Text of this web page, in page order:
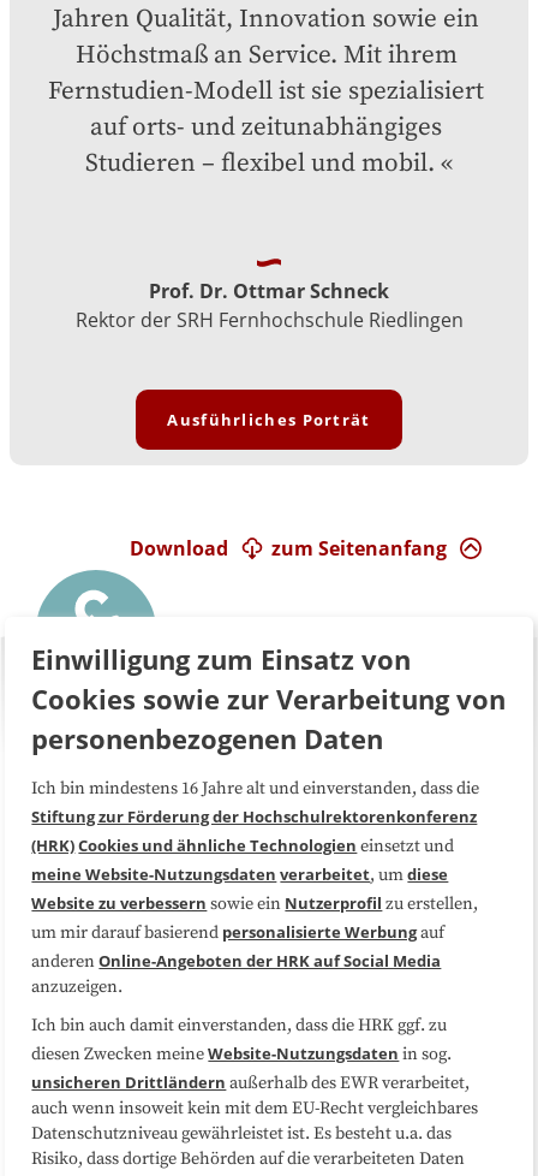
Jahren Qualität, Innovation sowie ein
Höchstmaß an Service. Mit ihrem
Fernstudien-Modell ist sie spezialisiert
auf orts- und zeitunabhängiges
Studieren – flexibel und mobil.
Prof. Dr. Ottmar Schneck
Rektor der SRH Fernhochschule Riedlingen
Ausführliches Porträt
zum Seitenanfang
Download
Über uns FAQ
Medienarbeit Kooperationen
Datenschutzerklärung Impressum
Sitemap
Folgen Sie uns
Einwilligung zum Einsatz von
Cookies sowie zur Verarbeitung von
personenbezogenen Daten
Ich bin mindestens 16 Jahre alt und einverstanden, dass die
Stiftung zur Förderung der Hochschulrektorenkonferenz
(HRK)Cookies und ähnliche Technologien einsetzt und
meine Website-Nutzungsdaten verarbeitet, umdiese
Website zu verbessern sowie ein Nutzerprofil zu erstellen,
um mir darauf basierend personalisierte Werbungauf
anderenOnline-Angeboten der HRK auf Social Media
anzuzeigen.
Ich bin auch damit einverstanden, dass die HRK ggf. zu
diesen Zwecken meineWebsite-Nutzungsdaten in sog.
unsicheren Drittländern außerhalb des EWR verarbeitet,
auch wenn insoweit kein mit dem EU-Recht vergleichbares
Datenschutzniveau gewährleistet ist. Es besteht u.a. das
Risiko, dass dortige Behörden auf die verarbeiteten Daten